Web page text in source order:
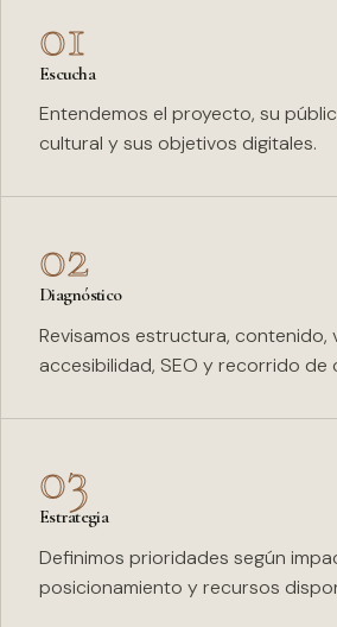
01
Escucha
Entendemos el proyecto, su
cultural y sus objetivos digitales.
02
Diagnóstico
Revisamos estructura, contenido,
accesibilidad, SEO y recorrido de
03
Estrategia
Definimos prioridades según
posicionamiento y recursos